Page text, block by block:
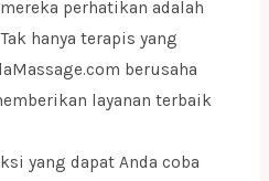
perhatikan adalah
hanya terapis yang
berusaha
layanan terbaik
yang dapat Anda coba